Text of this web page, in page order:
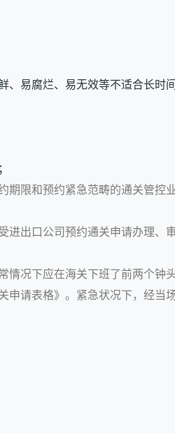
、易腐烂、易无效等不适合长时
期限和预约紧急范畴的通关管控
出口公司预约通关申请办理、
情况下应在海关下班了前两个
请表格》。紧急状况下，经